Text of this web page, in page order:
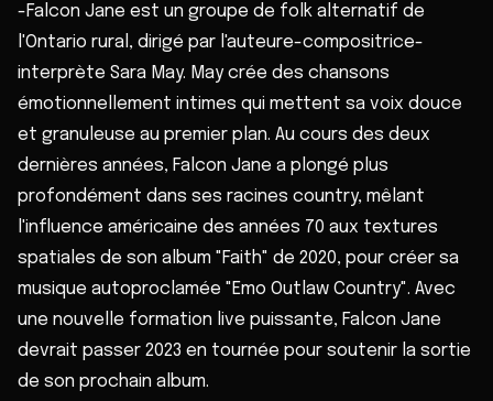
-Falcon Jane est un groupe de folk alternatif de
l'Ontario rural, dirigé par l'auteure-compositrice-
interprète Sara May. May crée des chansons
émotionnellement intimes qui mettent sa voix douce
et granuleuse au premier plan. Au cours des deux
dernières années, Falcon Jane a plongé plus
profondément dans ses racines country, mêlant
l'influence américaine des années 70 aux textures
spatiales de son album "Faith" de 2020, pour créer sa
musique autoproclamée "Emo Outlaw Country". Avec
une nouvelle formation live puissante, Falcon Jane
devrait passer 2023 en tournée pour soutenir la sortie
de son prochain album.